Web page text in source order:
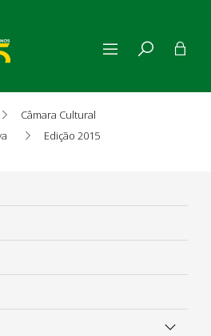
Câmara Cultural
Edição 2015